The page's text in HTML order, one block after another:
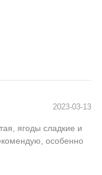
2023-03-13
ягоды сладкие и
особенно